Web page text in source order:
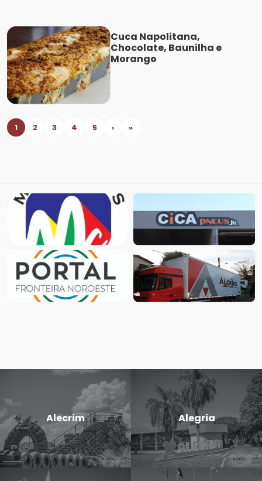
Cuca Napolitana,
Chocolate, Baunilha e
Morango
1 2 3 4 5 › »
Alecrim Alegria